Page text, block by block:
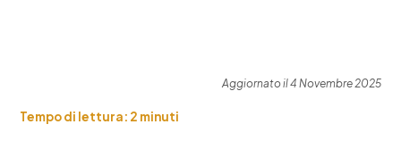
Aggiornato il 4 Novembre 2025
Tempo di lettura: 2 minuti